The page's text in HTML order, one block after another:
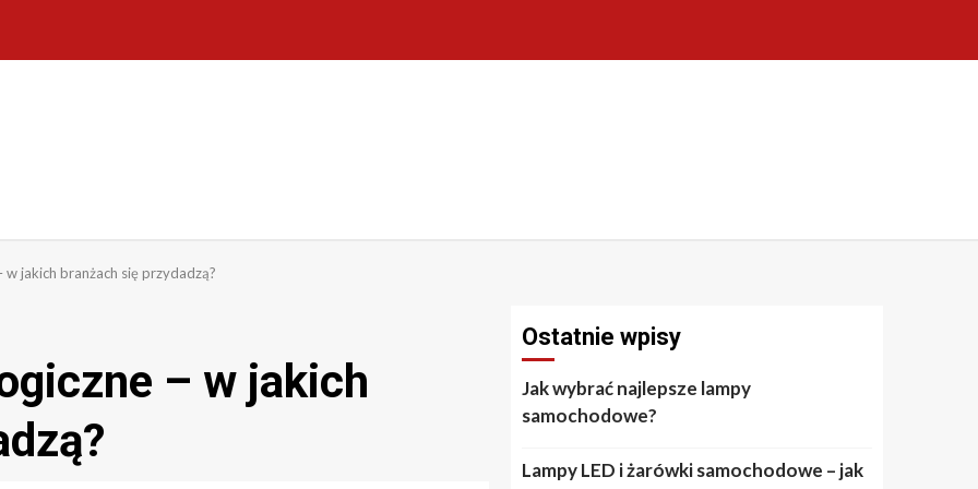
jakich branżach się przydadzą?
– w jakich
Ostatnie wpisy
Jak wybrać najlepsze lampy
samochodowe?
Lampy LED i żarówki samochodowe – jak